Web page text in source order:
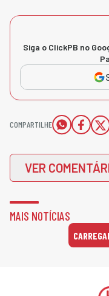
Siga o ClickPB no
COMPARTILHE
VER
MAIS NOTÍCIAS